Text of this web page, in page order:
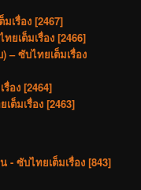
เรื่อง [2467]
ยเต็มเรื่อง [2466]
– ซับไทยเต็มเรื่อง
อง [2464]
ต็มเรื่อง [2463]
- ซับไทยเต็มเรื่อง [843]